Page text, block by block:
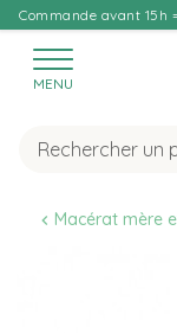
Commande avant
MENU
Macérat mère